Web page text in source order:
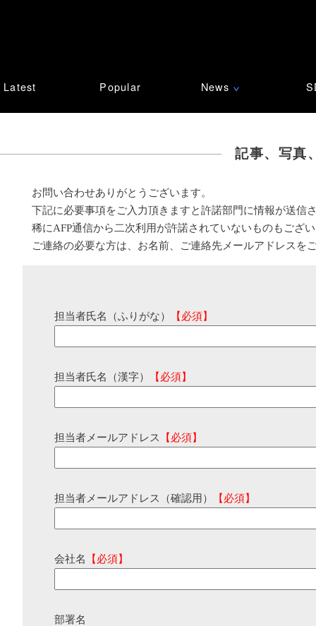
Latest Popular News ∨
記事、写真
お問い合わせありがとうございます。
下記に必要事項をご入力頂きますと許諾部門に情報が送信
稀にAFP通信から二次利用が許諾されていないものもござ
ご連絡の必要な方は、お名前、ご連絡先メールアドレスを
担当者氏名（ふりがな） 【必須】
担当者氏名（漢字） 【必須】
担当者メールアドレス 【必須】
担当者メールアドレス（確認用） 【必須】
会社名 【必須】
部署名